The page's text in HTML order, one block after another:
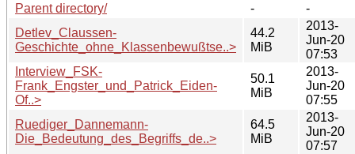
Parent directory/
-
-
Detlev_Claussen-
Geschichte_ohne_Klassenbewußtse..>
44.2
MiB
2013-
Jun-20
07:53
Interview_FSK-
Frank_Engster_und_Patrick_Eiden-
Of..>
50.1
MiB
2013-
Jun-20
07:55
Ruediger_Dannemann-
Die_Bedeutung_des_Begriffs_de..>
64.5
MiB
2013-
Jun-20
07:57